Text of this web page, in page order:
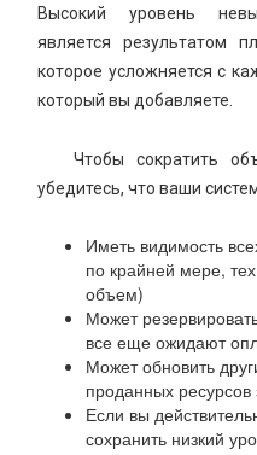
Высокий уровень
является результатом
которое усложняется с
который вы добавляете.
Чтобы сократить
убедитесь, что ваши
Иметь видимость
по крайней мере,
объем)
Может
все еще ожидают
Может обновить
проданных
Если вы
сохранить низкий